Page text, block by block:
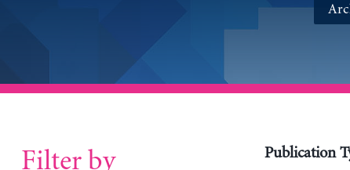
Filter by Publication